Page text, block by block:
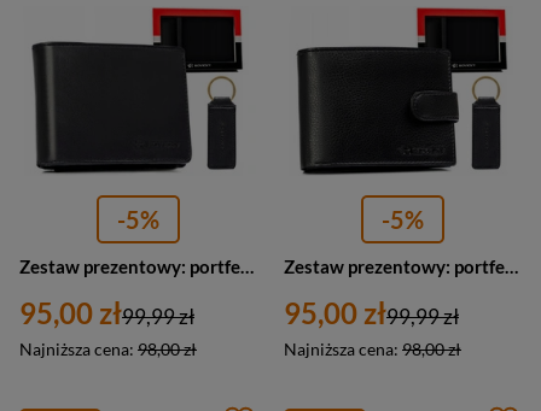
-5%
Zestaw prezentowy: portfel i brelok ze skóry ekologicznej czarny - Rovicky R-SET-M-N003-PUA
95,00 zł
Najniższa cena: 98,00 zł
99,99 zł
-5%
Zestaw prezentowy: portfel i brelok ze skóry ekologicznej czarny - Rovicky R-SET-M-N003L-PUA
95,00 zł
Najniższa cena: 98,00 zł
99,99 zł